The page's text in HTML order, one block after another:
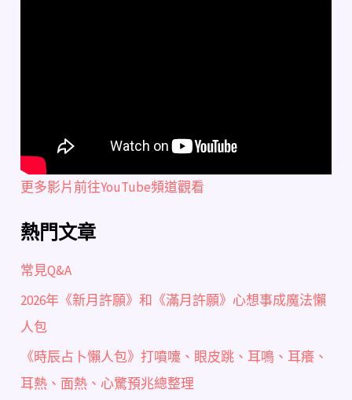
更多影片前往YouTube頻道觀看
熱門文章
常見Q&A
2026年《新月許願》和《滿月許願》心想事成魔法懶
人包
《時辰占卜懶人包》打噴嚏、眼皮跳、耳鳴、耳癢、
耳熱、面熱、心驚預兆總整理